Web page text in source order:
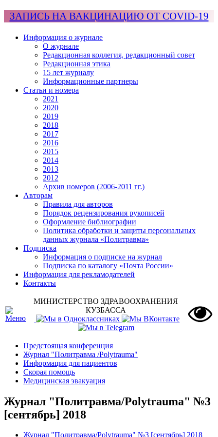
ЗАПИСЬ НА ВАКЦИНАЦИЮ ОТ COVID-19
Информация о журнале
О журнале
Редакционная коллегия, редакционный совет
Редакционная этика
15 лет журналу
Информационные партнеры
Статьи и номера
2021
2020
2019
2018
2017
2016
2015
2014
2013
2012
Архив номеров (2006-2011 гг.)
Авторам
Правила для авторов
Порядок рецензирования рукописей
Оформление библиографии
Политика обработки и защиты персональных
данных журнала «Политравма»
Подписка
Информация о подписке на журнал
Подписка по каталогу «Почта России»
Информация для рекламодателей
Контакты
МИНИСТЕРСТВО ЗДРАВООХРАНЕНИЯ
КУЗБАССА
Предстоящая конференция
Журнал "Политравма /Polytrauma"
Информация для пациентов
Скорая помощь
Медицинская эвакуация
Журнал "Политравма/Polytrauma" №3
[сентябрь] 2018
Журнал "Политравма/Polytrauma" №3 [сентябрь] 2018